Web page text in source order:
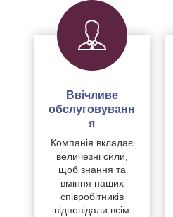
Ввічливе
обслуговуванн
я
Компанія вкладає
величезні сили,
щоб знання та
вміння наших
співробітників
відповідали всім